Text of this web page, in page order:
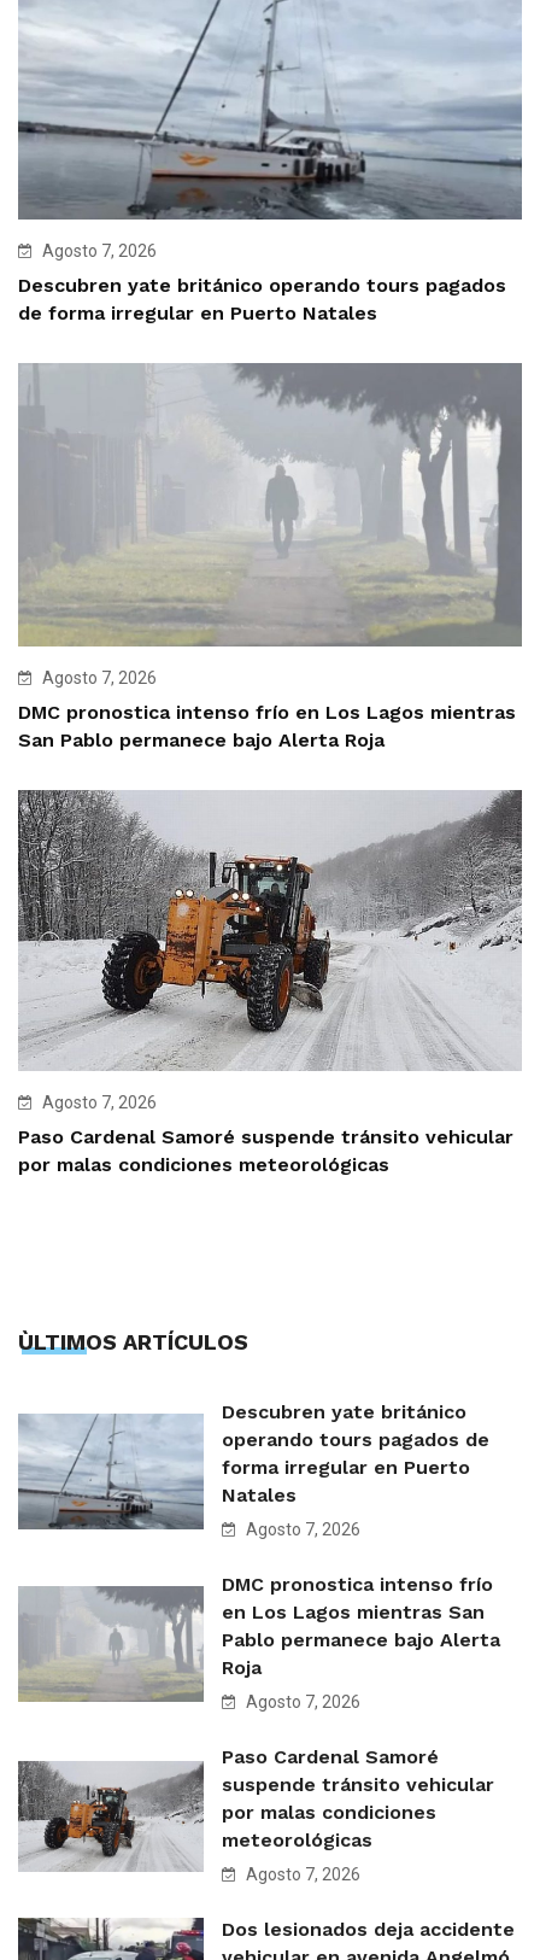
Agosto 7, 2026
Descubren yate británico operando tours pagados
de forma irregular en Puerto Natales
Agosto 7, 2026
DMC pronostica intenso frío en Los Lagos mientras
San Pablo permanece bajo Alerta Roja
Agosto 7, 2026
Paso Cardenal Samoré suspende tránsito vehicular
por malas condiciones meteorológicas
ÙLTIMOS ARTÍCULOS
Descubren yate británico
operando tours pagados de
forma irregular en Puerto
Natales
Agosto 7, 2026
DMC pronostica intenso frío
en Los Lagos mientras San
Pablo permanece bajo Alerta
Roja
Agosto 7, 2026
Paso Cardenal Samoré
suspende tránsito vehicular
por malas condiciones
meteorológicas
Agosto 7, 2026
Dos lesionados deja accidente